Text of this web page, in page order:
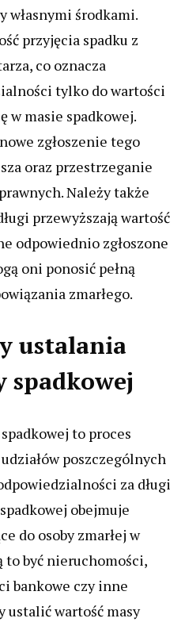
własnymi środkami.
przyjęcia spadku z
co oznacza
tylko do wartości
w masie spadkowej.
zgłoszenie tego
oraz przestrzeganie
Należy także
przewyższają wartość
odpowiednio zgłoszone
oni ponosić pełną
zmarłego.
ustalania
spadkowej
to proces
poszczególnych
za długi
obejmuje
do osoby zmarłej w
być nieruchomości,
bankowe czy inne
ustalić wartość masy